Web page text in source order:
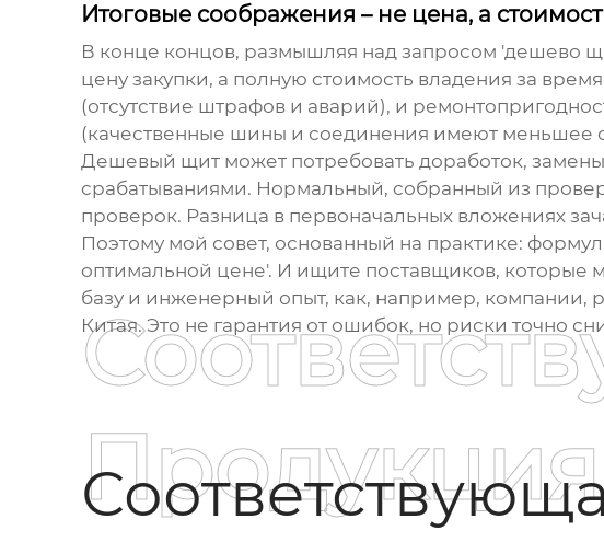
Итоговые соображения – не цена, а
В конце концов, размышляя над запросом 'дешево
цену закупки, а полную стоимость владения за
(отсутствие штрафов и аварий), и
(качественные шины и соединения имеют меньшее
Дешевый щит может потребовать доработок,
срабатываниями. Нормальный, собранный из
проверок. Разница в первоначальных вложениях
Поэтому мой совет, основанный на практике:
оптимальной цене'. И ищите поставщиков, которые
базу и инженерный опыт, как, например, компании,
Китая. Это не гарантия от ошибок, но риски точно
Продукция